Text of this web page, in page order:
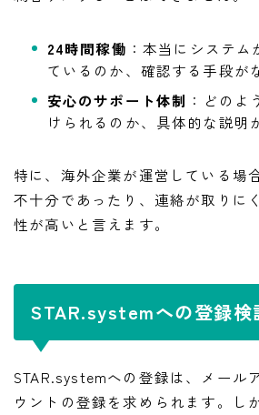
24時間稼働 ：本当にシステ
ているのか、確認する手段が
安心のサポート体制 ：どのよ
けられるのか、具体的な説明
特に、海外企業が運営している場
不十分であったり、連絡が取りに
性が高いと言えます。
STAR.systemへの登録検
STAR.systemへの登録は、メール
ウントの登録を求められます。し